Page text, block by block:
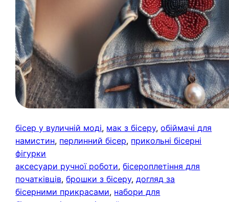
бісер у вуличній моді, мак з бісеру, обіймачі для
намистин, перлинний бісер, прикольні бісерні
фігурки
аксесуари ручної роботи, бісероплетіння для
початківців, брошки з бісеру, догляд за
бісерними прикрасами, набори для